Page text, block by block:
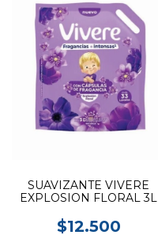
SUAVIZANTE VIVERE
EXPLOSION FLORAL 3L
$12.500